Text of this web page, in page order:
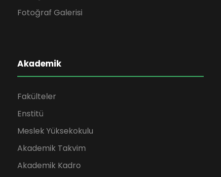
Fotoğraf Galerisi
Akademik
Fakülteler
Enstitü
Meslek Yüksekokulu
Akademik Takvim
Akademik Kadro